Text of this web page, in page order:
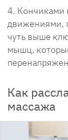
Кончиками
движениями,
чуть выше
мышц,
Как
массажа